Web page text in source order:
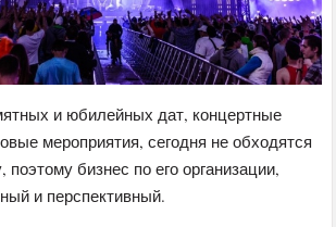
и юбилейных дат, концертные
мероприятия, сегодня не обходятся
поэтому бизнес по его организации,
и перспективный.